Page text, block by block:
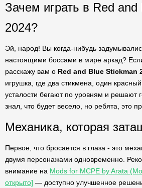
Зачем играть в Red
2024?
Эй, народ! Вы когда-нибудь
настоящими боссами в мире аркад?
расскажу вам о Red and Blue Stickman
игрушка, где два стикмена, один
усталости бегают по уровням и решают
знал, что будет весело, но ребята, это
Механика, которая
Первое, что бросается в глаза - это
двумя персонажами одновременно.
внимание на Mods for MCPE by Arata
открыто] — доступно улучшенное